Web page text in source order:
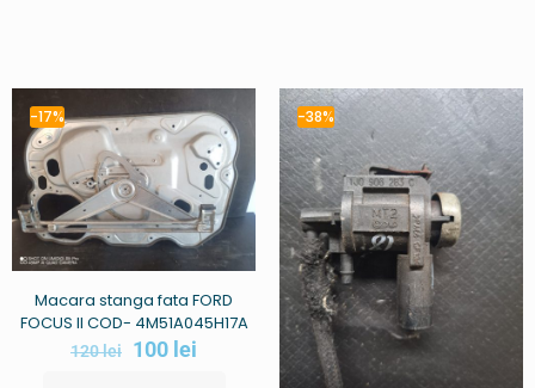
-17%
Macara stanga fata FORD
FOCUS II COD- 4M51A045H17A
120lei 100 lei
-38%